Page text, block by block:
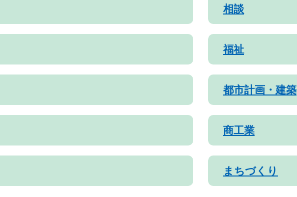
相談
福祉
都市計画・建築
商工業
まちづくり